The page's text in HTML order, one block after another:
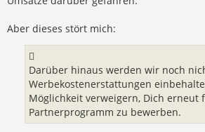
Aber dieses stört mich:
Darüber hinaus werden wir noch
Werbekostenerstattungen
Möglichkeit verweigern, Dich erneut
Partnerprogramm zu bewerben.